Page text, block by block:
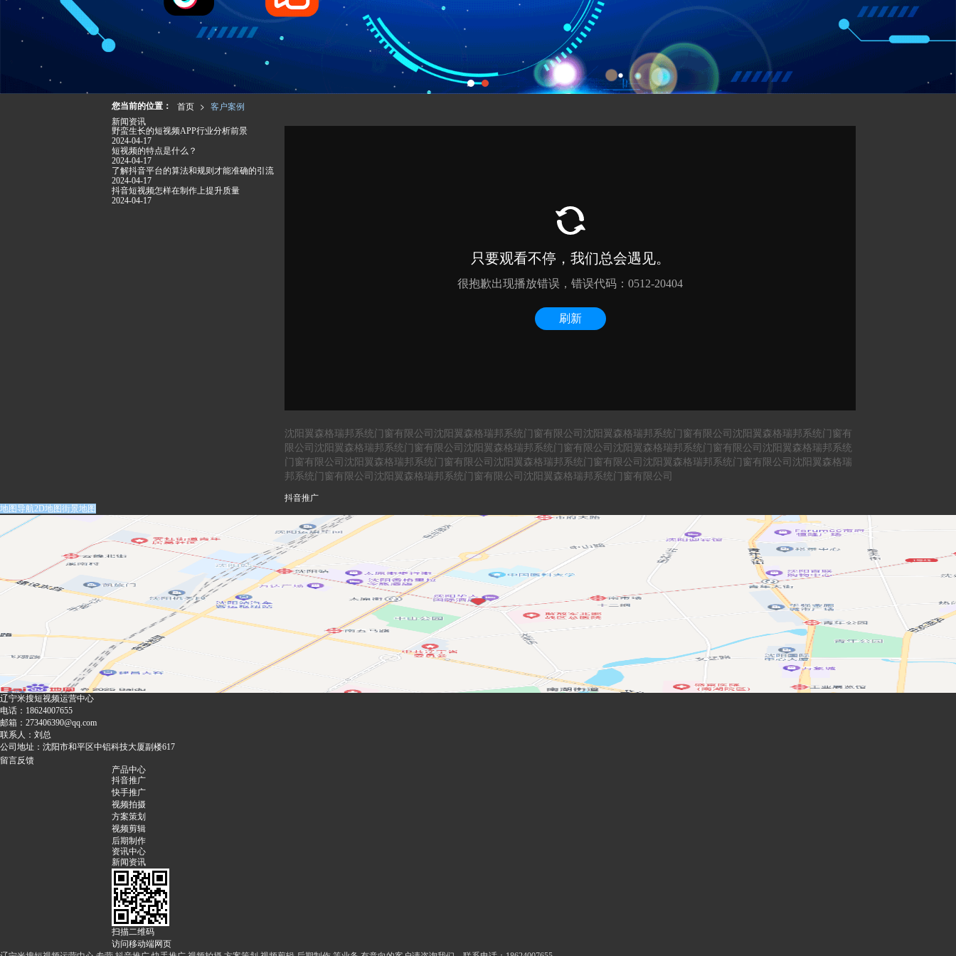
您当前的位置： 首页 > 客户案例
沈阳翼森格瑞邦系统门窗有限公司沈阳翼森格瑞邦系统门窗有限公司沈阳翼森格瑞邦系统门窗有限公司沈阳翼森格瑞邦系统门窗有
限公司沈阳翼森格瑞邦系统门窗有限公司沈阳翼森格瑞邦系统门窗有限公司沈阳翼森格瑞邦系统门窗有限公司沈阳翼森格瑞邦系统
门窗有限公司沈阳翼森格瑞邦系统门窗有限公司沈阳翼森格瑞邦系统门窗有限公司沈阳翼森格瑞邦系统门窗有限公司沈阳翼森格瑞
邦系统门窗有限公司沈阳翼森格瑞邦系统门窗有限公司沈阳翼森格瑞邦系统门窗有限公司
抖音推广
新闻资讯
野蛮生长的短视频APP行业分析前景
2024-04-17
短视频的特点是什么？
2024-04-17
了解抖音平台的算法和规则才能准确的引流
2024-04-17
抖音短视频怎样在制作上提升质量
2024-04-17
地图导航2D地图街景地图
辽宁米搜短视频运营中心
电话： 18624007655
邮箱：273406390@qq.com
联系人：刘总
公司地址：沈阳市和平区中铝科技大厦副楼617
留言反馈
产品中心
抖音推广
快手推广
视频拍摄
方案策划
视频剪辑
后期制作
资讯中心
新闻资讯
扫描二维码
访问移动端网页